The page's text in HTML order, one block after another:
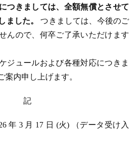
つきましては、全額無償とさせて
ました。つきましては、今後のご
んので、何卒ご了承いただけます
ジュールおよび各種対応につきま
案内申し上げます。
記
年 3 月 17 日 (火) （データ受け入